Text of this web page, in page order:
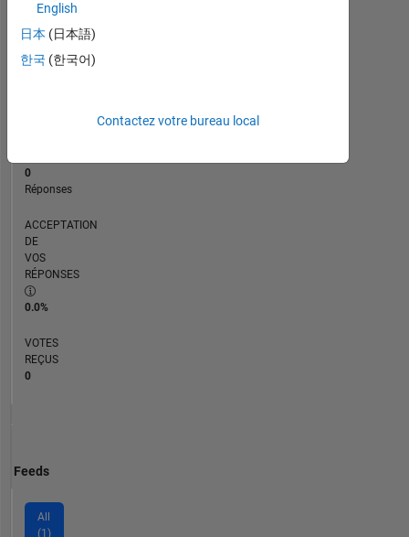
028
RÉPUTATION
CONTRIBUTIONS
0
Réponses
ACCEPTATION
DE
VOS
RÉPONSES
0.0%
VOTES
REÇUS
0
Feeds
All
(1)
English
日本 (日本語)
한국 (한국어)
Contactez votre bureau local